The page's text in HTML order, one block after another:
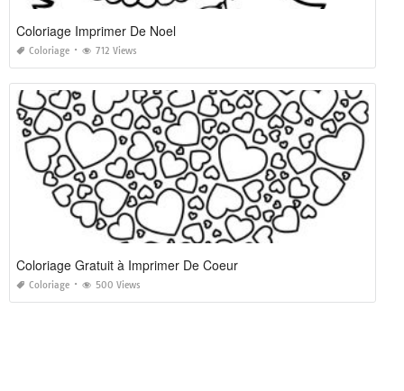
Coloriage Imprimer De Noel
Coloriage 712 Views
Coloriage Gratuit à Imprimer De Coeur
Coloriage 500 Views